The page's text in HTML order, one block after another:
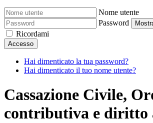
Nome utente
Password
Ricordami
Accesso
Hai dimenticato la tua password?
Hai dimenticato il tuo nome utente?
Cassazione Civile,
contributiva e diritto